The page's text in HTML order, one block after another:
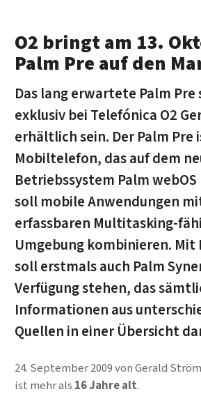
O2 bringt am 13.
Palm Pre auf den
Das lang erwartete Palm
exklusiv bei Telefónica O2
erhältlich sein. Der Palm Pre
Mobiltelefon, das auf dem
Betriebssystem Palm
soll mobile Anwendungen
erfassbaren Multitasking-
Umgebung kombinieren. Mit
soll erstmals auch Palm
Verfügung stehen, das
Informationen aus
Quellen in einer Übersicht
24. September 2009vonGerald
ist mehr als 16 Jahre alt.